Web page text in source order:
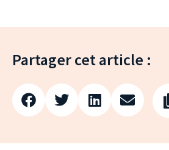
Partager cet article :